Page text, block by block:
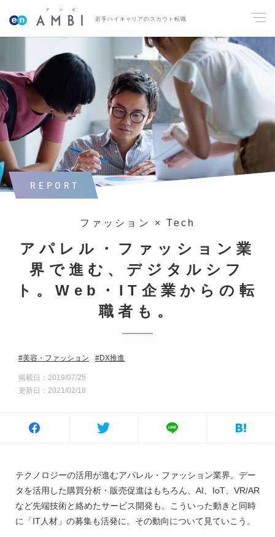
若手ハイキャリアのスカウト転職
REPORT
ファッション × Tech
アパレル・ファッション業
界で進む、デジタルシフ
ト。Web・IT企業からの転
職者も。
美容・ファッション DX推進
掲載日：2019/07/25
更新日：2021/02/18
テクノロジーの活用が進むアパレル・ファッション業界。デー
タを活用した購買分析・販売促進はもちろん、AI、IoT、VR/AR
など先端技術と絡めたサービス開発も。こういった動きと同時
に「IT人材」の募集も活発に。その動向について見ていこう。